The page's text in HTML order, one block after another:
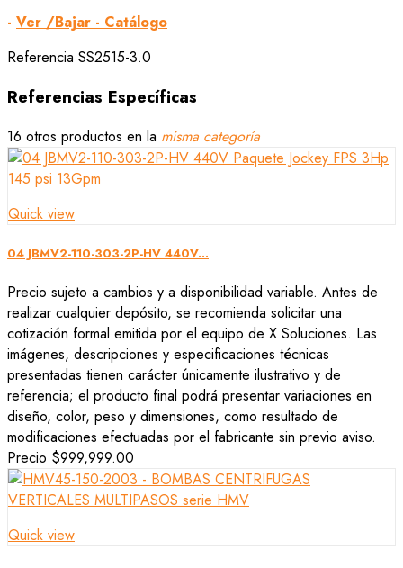
- Ver /Bajar - Catálogo
Referencia SS2515-3.0
Referencias Específicas
16 otros productos en la misma categoría
Quick view
04 JBMV2-110-303-2P-HV 440V...
Precio sujeto a cambios y a disponibilidad variable. Antes de
realizar cualquier depósito, se recomienda solicitar una
cotización formal emitida por el equipo de X Soluciones. Las
imágenes, descripciones y especificaciones técnicas
presentadas tienen carácter únicamente ilustrativo y de
referencia; el producto final podrá presentar variaciones en
diseño, color, peso y dimensiones, como resultado de
modificaciones efectuadas por el fabricante sin previo aviso.
Precio $999,999.00
Quick view